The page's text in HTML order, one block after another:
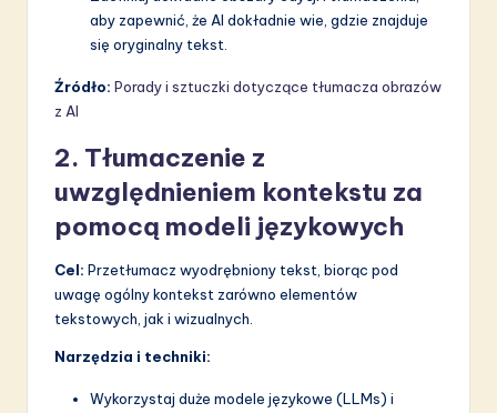
ti
aby zapewnić, że AI dokładnie wie, gdzie znajduje
się oryginalny tekst.
Źródło: Porady i sztuczki dotyczące tłumacza obrazów
z AI
2. Tłumaczenie z
uwzględnieniem kontekstu za
pomocą modeli językowych
Cel: Przetłumacz wyodrębniony tekst, biorąc pod
uwagę ogólny kontekst zarówno elementów
tekstowych, jak i wizualnych.
Narzędzia i techniki:
Wykorzystaj duże modele językowe (LLMs) i